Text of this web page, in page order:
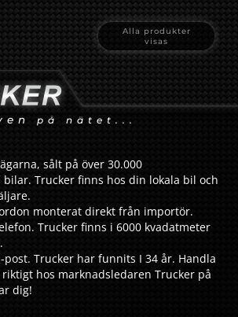
Alla produkter
visas
på nätet...
sålt på över 30.000
Trucker finns hos din lokala bil och
monterat direkt från importör.
Trucker finns i 6000 kvadatmeter
post. Trucker har funnits I 34 år. Handla
hos marknadsledaren Trucker på
dig!